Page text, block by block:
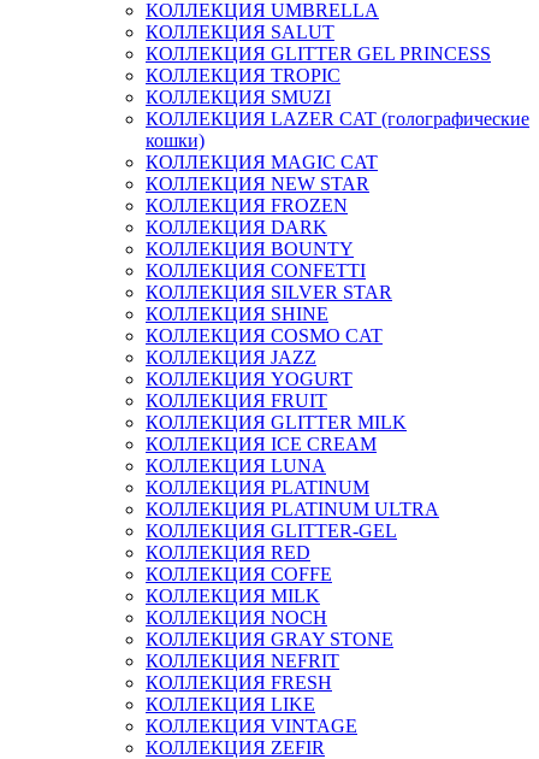
КОЛЛЕКЦИЯ UMBRELLA
КОЛЛЕКЦИЯ SALUT
КОЛЛЕКЦИЯ GLITTER GEL PRINCESS
КОЛЛЕКЦИЯ TROPIC
КОЛЛЕКЦИЯ SMUZI
КОЛЛЕКЦИЯ LAZER CAT (голографические
кошки)
КОЛЛЕКЦИЯ MAGIC CAT
КОЛЛЕКЦИЯ NEW STAR
КОЛЛЕКЦИЯ FROZEN
КОЛЛЕКЦИЯ DARK
КОЛЛЕКЦИЯ BOUNTY
КОЛЛЕКЦИЯ CONFETTI
КОЛЛЕКЦИЯ SILVER STAR
КОЛЛЕКЦИЯ SHINE
КОЛЛЕКЦИЯ COSMO CAT
КОЛЛЕКЦИЯ JAZZ
КОЛЛЕКЦИЯ YOGURT
КОЛЛЕКЦИЯ FRUIT
КОЛЛЕКЦИЯ GLITTER MILK
КОЛЛЕКЦИЯ ICE CREAM
КОЛЛЕКЦИЯ LUNA
КОЛЛЕКЦИЯ PLATINUM
КОЛЛЕКЦИЯ PLATINUM ULTRA
КОЛЛЕКЦИЯ GLITTER-GEL
КОЛЛЕКЦИЯ RED
КОЛЛЕКЦИЯ COFFE
КОЛЛЕКЦИЯ MILK
КОЛЛЕКЦИЯ NOCH
КОЛЛЕКЦИЯ GRAY STONE
КОЛЛЕКЦИЯ NEFRIT
КОЛЛЕКЦИЯ FRESH
КОЛЛЕКЦИЯ LIKE
КОЛЛЕКЦИЯ VINTAGE
КОЛЛЕКЦИЯ ZEFIR